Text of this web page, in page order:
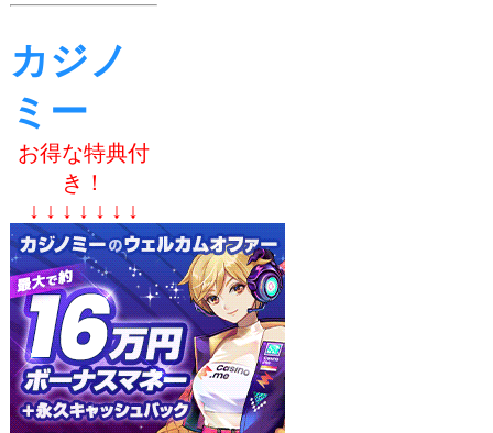
カジノ
ミー
お得な特典付
き！
↓ ↓ ↓ ↓ ↓ ↓ ↓